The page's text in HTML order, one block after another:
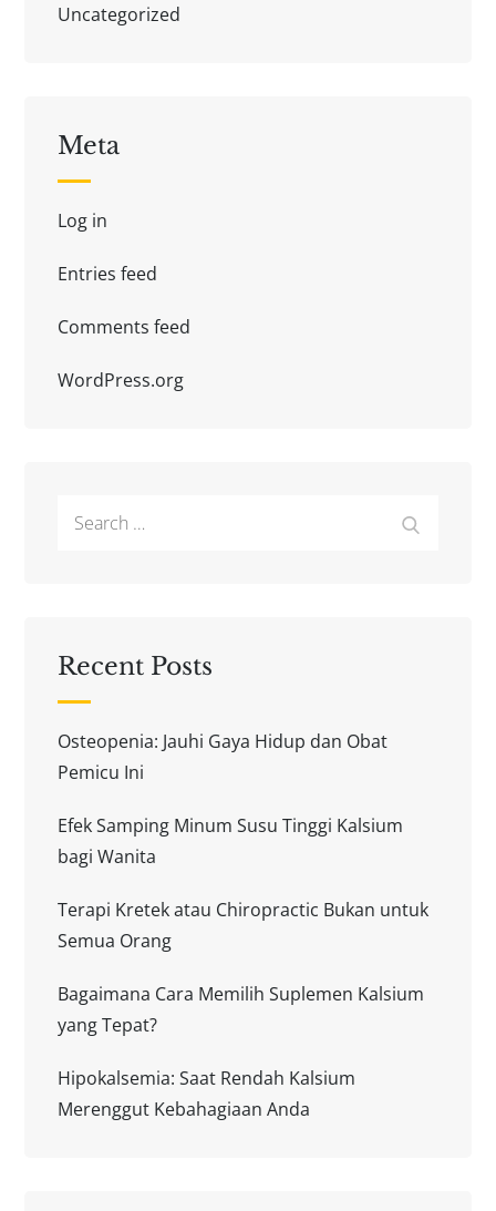
Uncategorized
Meta
Log in
Entries feed
Comments feed
WordPress.org
Recent Posts
Osteopenia: Jauhi Gaya Hidup dan Obat
Pemicu Ini
Efek Samping Minum Susu Tinggi Kalsium
bagi Wanita
Terapi Kretek atau Chiropractic Bukan untuk
Semua Orang
Bagaimana Cara Memilih Suplemen Kalsium
yang Tepat?
Hipokalsemia: Saat Rendah Kalsium
Merenggut Kebahagiaan Anda